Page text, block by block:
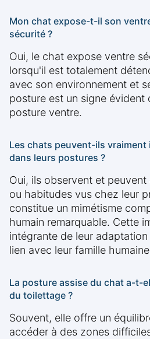
Mon chat expose-t-il son
sécurité ?
Oui, le chat expose ventre
lorsqu'il est totalement
avec son environnement et
posture est un signe
posture ventre.
Les chats peuvent-ils vraiment
dans leurs postures ?
Oui, ils observent et
ou habitudes vus chez leur
constitue un mimétisme
humain remarquable. Cette
intégrante de leur
lien avec leur famille
La posture assise du chat a-t-
du toilettage ?
Souvent, elle offre un
accéder à des zones